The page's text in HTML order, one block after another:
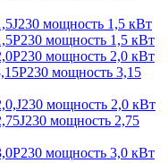
мощность 1,5 кВт
мощность 1,5 кВт
мощность 2,0 кВт
мощность 3,15
мощность 2,0 кВт
мощность 2,75
мощность 3,0 кВт